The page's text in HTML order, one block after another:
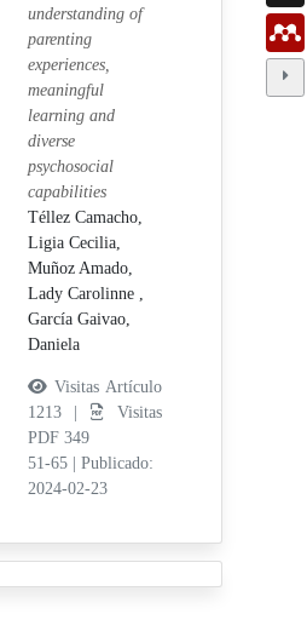
understanding of
parenting
experiences,
meaningful
learning and
diverse
psychosocial
capabilities
Téllez Camacho,
Ligia Cecilia,
Muñoz Amado,
Lady Carolinne ,
García Gaivao,
Daniela
Visitas Artículo
1213 |
Visitas
PDF 349
51-65
Publicado:
2024-02-23